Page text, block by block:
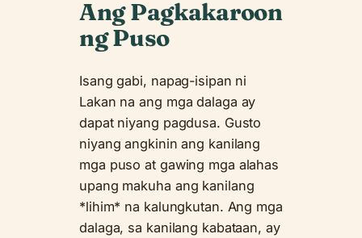
Ang Pagkakaroon
ng Puso
Isang gabi, napag-isipan ni
Lakan na ang mga dalaga ay
dapat niyang pagdusa. Gusto
niyang angkinin ang kanilang
mga puso at gawing mga alahas
upang makuha ang kanilang
*lihim* na kalungkutan. Ang mga
dalaga, sa kanilang kabataan, ay